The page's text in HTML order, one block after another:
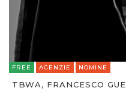
FREE AGENZIE NOMINE
TBWA, FRANCESCO